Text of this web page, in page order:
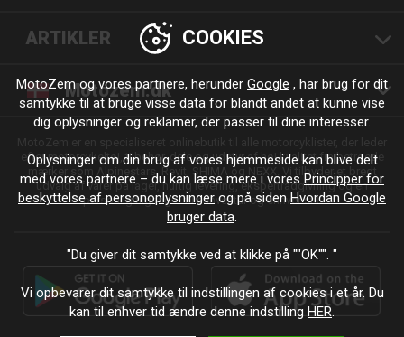
ARTIKLER
Motozem.dk
efter motorcykeltøj, tilbehør, dele og udstyr af høj kvalitet fra betroede
mærker som Alpinestars, Revit, SHIMA og NEXX. Vi tilbyder et bredt
udvalg af varer på lager, hurtig levering, ekspertrådgivning og en
personlig tilgang – til enhver tur og enhver stil.
COOKIES
MotoZem og vores partnere, herunder Google , har brug for dit
samtykke til at bruge visse data for blandt andet at kunne vise
dig oplysninger og reklamer, der passer til dine interesser.
Oplysninger om din brug af vores hjemmeside kan blive delt
med vores partnere – du kan læse mere i vores Principper for
beskyttelse af personoplysninger og på siden Hvordan Google
bruger data.
"Du giver dit samtykke ved at klikke på ""OK"". "
Vi opbevarer dit samtykke til indstillingen af cookies i et år. Du
kan til enhver tid ændre denne indstilling HER.